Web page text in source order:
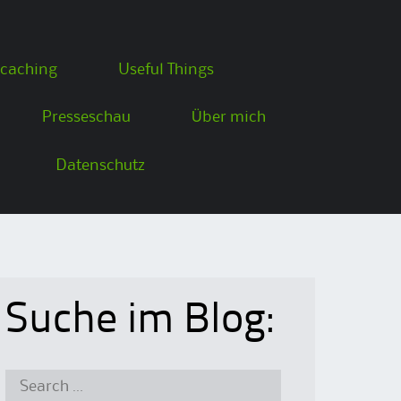
Useful Things
Presseschau Über mich
Datenschutz
Suche im Blog:
Search